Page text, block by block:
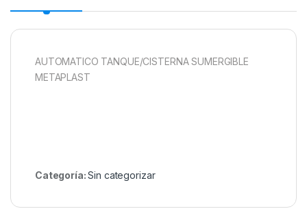
AUTOMATICO TANQUE/CISTERNA SUMERGIBLE
METAPLAST
Categoría:Sin categorizar